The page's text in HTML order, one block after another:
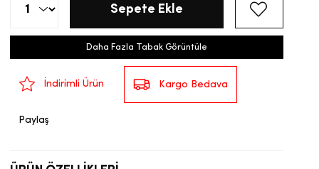
Daha Fazla Tabak Görüntüle
İndirimli Ürün Kargo Bedava
Paylaş